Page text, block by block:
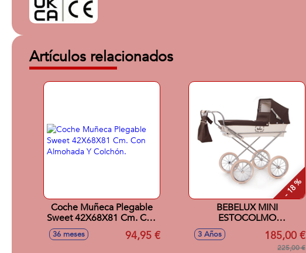
Artículos relacionados
Coche Muñeca Plegable
Sweet 42X68X81 Cm. Con
Almohada Y Colchón.
36 meses 94,95 €
- 18 %
BEBELUX MINI
ESTOCOLMO
CHOCOLATE
3 Años 185,00 €
225,00 €